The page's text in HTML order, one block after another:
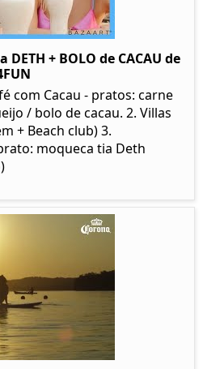
+ BOLO de CACAU de
com Cacau - pratos: carne
/ bolo de cacau. 2. Villas
+ Beach club) 3.
moqueca tia Deth